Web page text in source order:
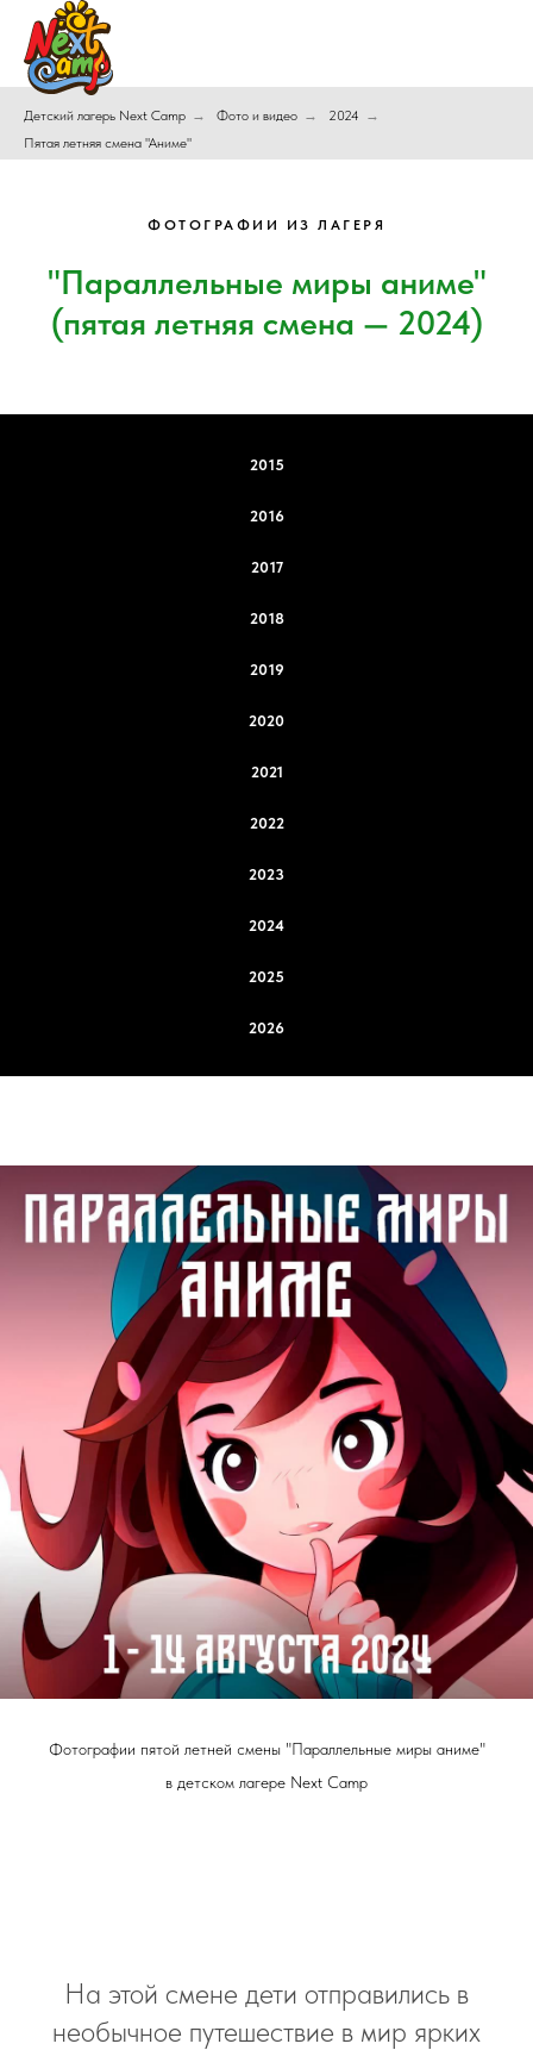
Детский лагерь Next Camp → Фото и видео → 2024 →
Пятая летняя смена "Аниме"
ФОТОГРАФИИ ИЗ ЛАГЕРЯ
"Параллельные миры аниме"
(пятая летняя смена — 2024)
2015
2016
2017
2018
2019
2020
2021
2022
2023
2024
2025
2026
Фотографии пятой летней смены "Параллельные миры аниме"
в детском лагере Next Camp
На этой смене дети отправились в
необычное путешествие в мир ярких